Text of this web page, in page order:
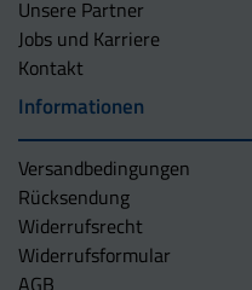
Unsere Partner
Jobs und Karriere
Kontakt
Informationen
Versandbedingungen
Rücksendung
Widerrufsrecht
Widerrufsformular
AGB